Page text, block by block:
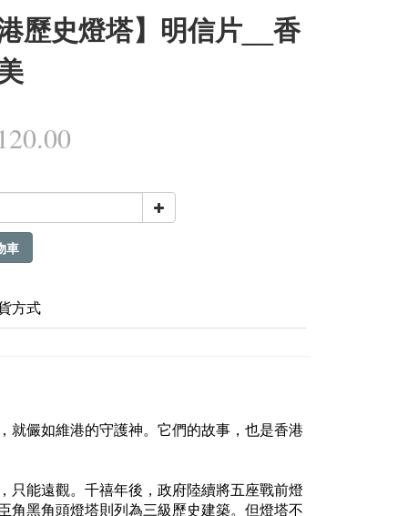
歷史燈塔】明信片__香
車
方式
就儼如維港的守護神。它們的故事，也是香港
只能遠觀。千禧年後，政府陸續將五座戰前燈
角黑角頭燈塔則列為三級歷史建築。但燈塔不